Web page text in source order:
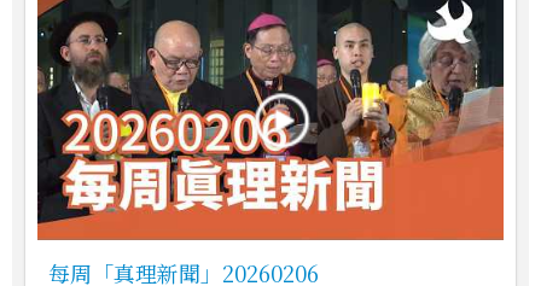
每周「真理新聞」20260206